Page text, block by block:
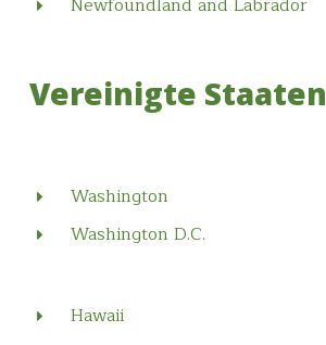
Vereinigte Staaten
Washington
Washington D.C.
Hawaii